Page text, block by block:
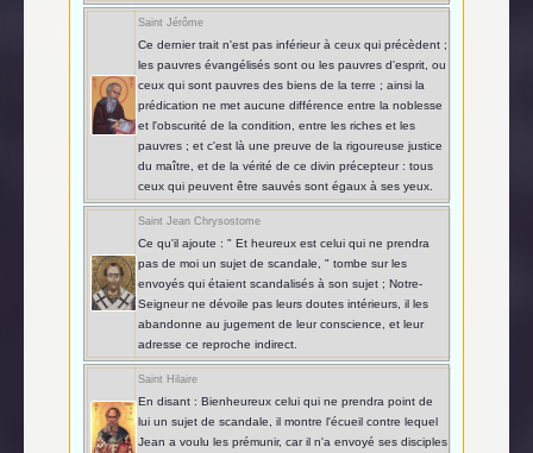
Saint Jérôme
Ce dernier trait n'est pas inférieur à ceux qui précèdent ;
les pauvres évangélisés sont ou les pauvres d'esprit, ou
ceux qui sont pauvres des biens de la terre ; ainsi la
prédication ne met aucune différence entre la noblesse
et l'obscurité de la condition, entre les riches et les
pauvres ; et c'est là une preuve de la rigoureuse justice
du maître, et de la vérité de ce divin précepteur : tous
ceux qui peuvent être sauvés sont égaux à ses yeux.
Saint Jean Chrysostome
Ce qu'il ajoute : " Et heureux est celui qui ne prendra
pas de moi un sujet de scandale, " tombe sur les
envoyés qui étaient scandalisés à son sujet ; Notre-
Seigneur ne dévoile pas leurs doutes intérieurs, il les
abandonne au jugement de leur conscience, et leur
adresse ce reproche indirect.
Saint Hilaire
En disant : Bienheureux celui qui ne prendra point de
lui un sujet de scandale, il montre l'écueil contre lequel
Jean a voulu les prémunir, car il n'a envoyé ses disciples